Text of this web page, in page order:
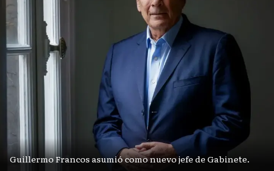
Guillermo Francos asumió como nuevo jefe de Gabinete.